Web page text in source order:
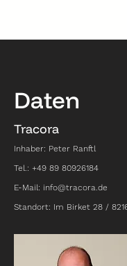
Daten
Tracora
Inhaber: Peter Ranftl
Tel.: +49 89 80926184
E-Mail: info@tracora.de
Standort: Im Birket 28 /